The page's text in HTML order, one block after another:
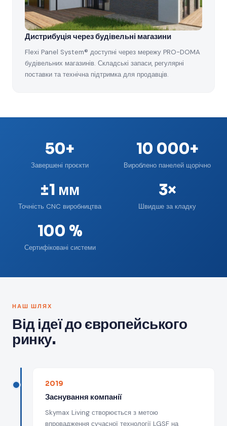
Дистрибуція через будівельні магазини
Flexi Panel System® доступні через мережу PRO-DOMA
будівельних магазинів. Складські запаси, регулярні
поставки та технічна підтримка для продавців.
50+
Завершені проєкти
10 000+
Вироблено панелей щорічно
±1 мм
Точність CNC виробництва
3×
Швидше за кладку
100 %
Сертифіковані системи
НАШ ШЛЯХ
Від ідеї до європейського
ринку.
2019
Заснування компанії
Skymax Living створюється з метою
впровадження сучасної технології LGSF на